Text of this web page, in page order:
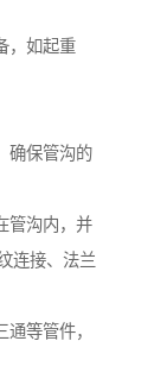
，如起重
确保管沟的
管沟内，并
连接、法兰
等管件，